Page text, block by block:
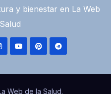
y bienestar en La Web
Web de la Salud.